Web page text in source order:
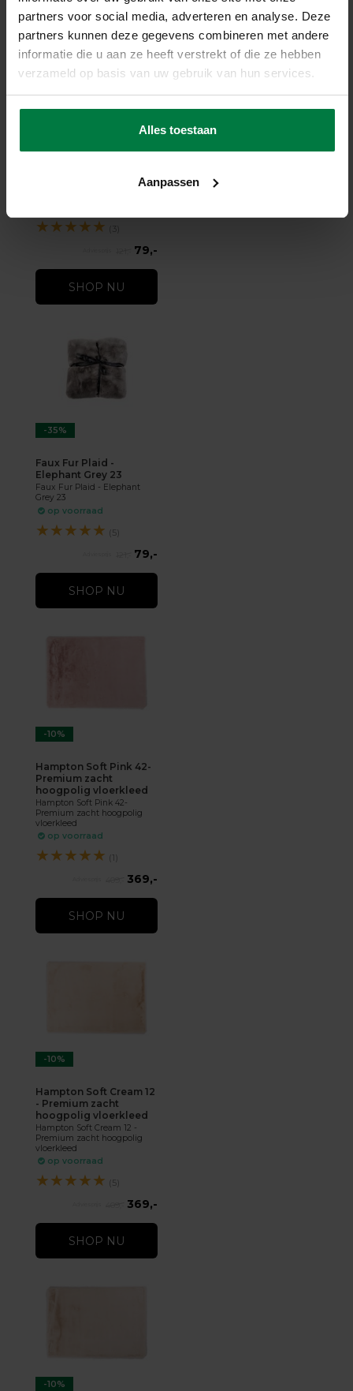
partners voor social media, adverteren en analyse. Deze
partners kunnen deze gegevens combineren met andere
informatie die u aan ze heeft verstrekt of die ze hebben
verzameld op basis van uw gebruik van hun services.
Alles toestaan
Aanpassen
Faux Fur Plaid - Chalk White
★★★★★
79,-
SHOP NU
-35%
Faux Fur Plaid -
Elephant Grey 23
Faux Fur Plaid - Elephant
Grey 23
op voorraad
★★★★★ (5)
79,-
SHOP NU
-10%
Hampton Soft Pink 42-
Premium zacht
hoogpolig vloerkleed
Hampton Soft Pink 42-
Premium zacht hoogpolig
vloerkleed
op voorraad
★★★★★ (1)
369,-
SHOP NU
-10%
Hampton Soft Cream 12
- Premium zacht
hoogpolig vloerkleed
Hampton Soft Cream 12 -
Premium zacht hoogpolig
vloerkleed
op voorraad
★★★★★ (5)
369,-
SHOP NU
-10%